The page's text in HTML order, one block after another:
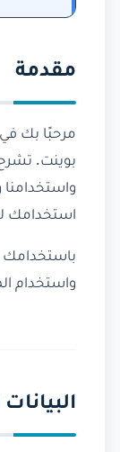
مقدمة
مرحبًا بك
بوينت.
واستخدامنا
استخدامك
باستخدامك
واستخدام